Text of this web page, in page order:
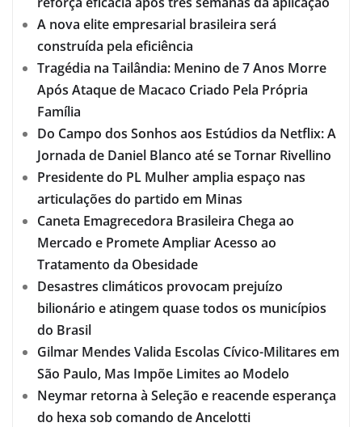
A nova elite empresarial brasileira será
construída pela eficiência
Tragédia na Tailândia: Menino de 7 Anos Morre
Após Ataque de Macaco Criado Pela Própria
Família
Do Campo dos Sonhos aos Estúdios da Netflix: A
Jornada de Daniel Blanco até se Tornar Rivellino
Presidente do PL Mulher amplia espaço nas
articulações do partido em Minas
Caneta Emagrecedora Brasileira Chega ao
Mercado e Promete Ampliar Acesso ao
Tratamento da Obesidade
Desastres climáticos provocam prejuízo
bilionário e atingem quase todos os municípios
do Brasil
Gilmar Mendes Valida Escolas Cívico-Militares em
São Paulo, Mas Impõe Limites ao Modelo
Neymar retorna à Seleção e reacende esperança
do hexa sob comando de Ancelotti